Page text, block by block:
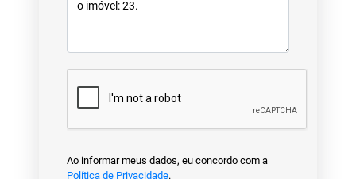
Ao informar meus dados, eu concordo com a
Política de Privacidade.